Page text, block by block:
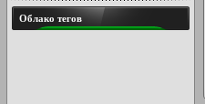
Облако тегов